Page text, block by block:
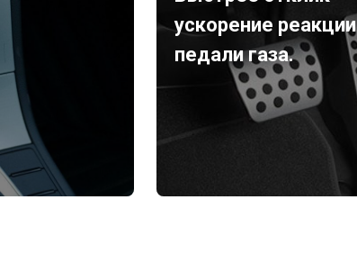
ускорение реакции
педали газа.